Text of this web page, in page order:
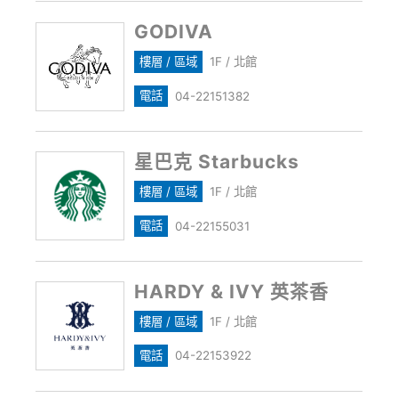
GODIVA
樓層 / 區域 1F / 北館
電話 04-22151382
星巴克 Starbucks
樓層 / 區域 1F / 北館
電話 04-22155031
HARDY & IVY 英茶香
樓層 / 區域 1F / 北館
電話 04-22153922